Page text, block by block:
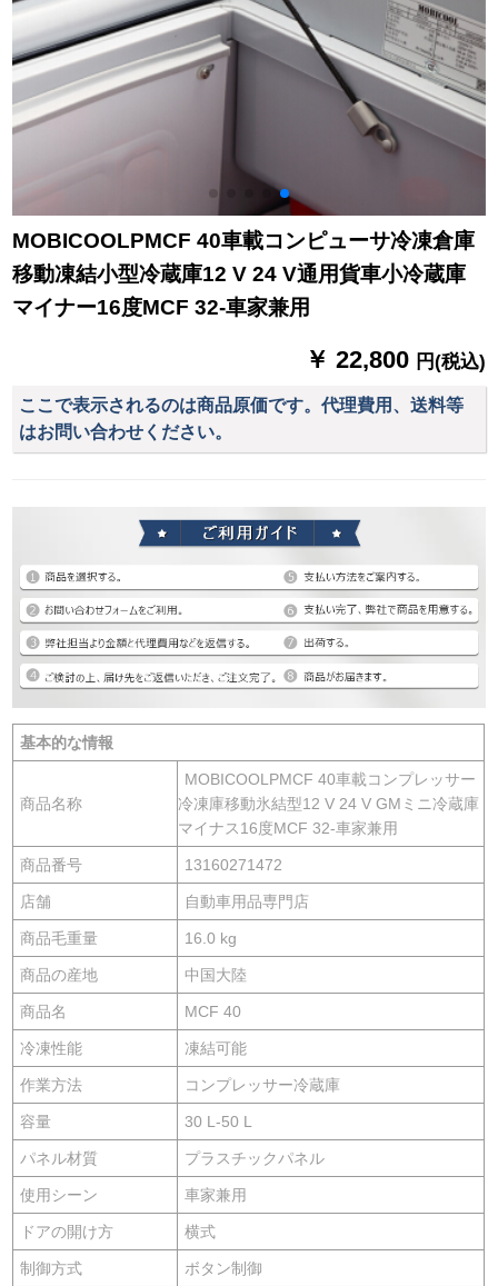
MOBICOOLPMCF 40車載コンピューサ冷凍倉庫
移動凍結小型冷蔵庫12 V 24 V通用貨車小冷蔵庫
マイナー16度MCF 32-車家兼用
￥ 22,800 円(税込)
ここで表示されるのは商品原価です。代理費用、送料等
はお問い合わせください。
基本的な情報
商品名称
MOBICOOLPMCF 40車載コンプレッサー
冷凍庫移動氷結型12 V 24 V GMミニ冷蔵庫
マイナス16度MCF 32-車家兼用
商品番号 13160271472
店舗 自動車用品専門店
商品毛重量 16.0 kg
商品の産地 中国大陸
商品名 MCF 40
冷凍性能 凍結可能
作業方法 コンプレッサー冷蔵庫
容量 30 L-50 L
パネル材質 プラスチックパネル
使用シーン 車家兼用
ドアの開け方 横式
制御方式 ボタン制御